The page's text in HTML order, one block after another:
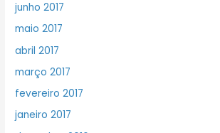
junho 2017
maio 2017
abril 2017
março 2017
fevereiro 2017
janeiro 2017